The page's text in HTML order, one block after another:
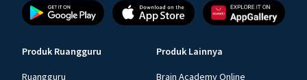
Produk Ruangguru
Ruangguru
Produk Lainnya
Brain Academy Online